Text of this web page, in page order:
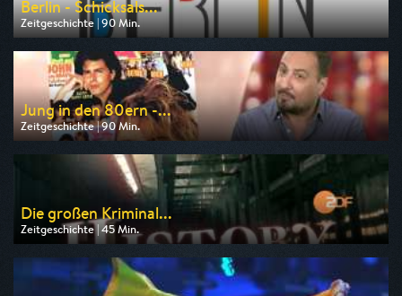
Berlin - Schicksals...
Zeitgeschichte | 90 Min.
Ausgestrahlt von rbb
am 11.08.2026, 20:15
Jung in den 80ern -...
Zeitgeschichte | 90 Min.
Ausgestrahlt von WDR
am 08.08.2026, 23:15
Die großen Kriminal...
Zeitgeschichte | 45 Min.
Ausgestrahlt von ZDF info
am 10.08.2026, 18:45